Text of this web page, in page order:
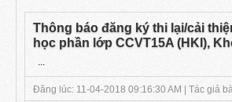
Thông báo đăng ký thi lại/cải
học phần lớp CCVT15A (HKI),
...
Đăng lúc: 11-04-2018 09:16:30 AM | Tác giả